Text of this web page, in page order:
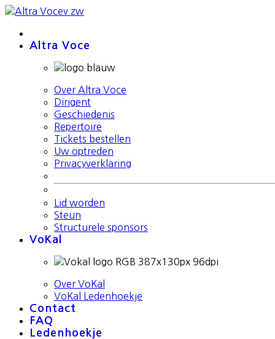
Altra Voce
Over Altra Voce
Dirigent
Geschiedenis
Repertoire
Tickets bestellen
Uw optreden
Privacyverklaring
Lid worden
Steun
Structurele sponsors
VoKal
Over VoKal
VoKal Ledenhoekje
Contact
FAQ
Ledenhoekje